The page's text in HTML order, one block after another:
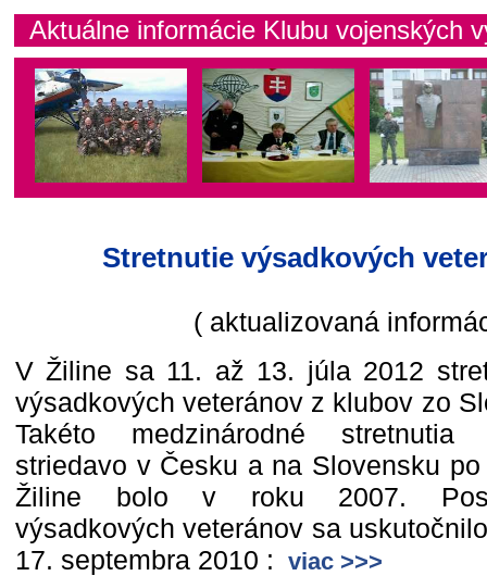
Aktuálne informácie Klubu vojenských
Stretnutie výsadkových
( aktualizovaná
V Žiline sa 11. až 13. júla 2012
výsadkových veteránov z klubov zo
Takéto medzinárodné stretnutia
striedavo v Česku a na Slovensku
Žiline bolo v roku 2007.
výsadkových veteránov sa
17. septembra 2010 : viac >>>